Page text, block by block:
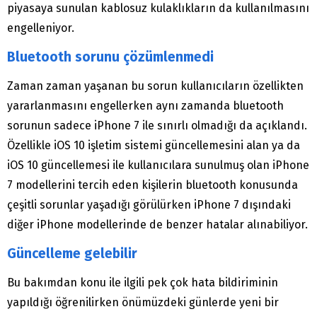
piyasaya sunulan kablosuz kulaklıkların da kullanılmasını
engelleniyor.
Bluetooth sorunu çözümlenmedi
Zaman zaman yaşanan bu sorun kullanıcıların özellikten
yararlanmasını engellerken aynı zamanda bluetooth
sorunun sadece iPhone 7 ile sınırlı olmadığı da açıklandı.
Özellikle iOS 10 işletim sistemi güncellemesini alan ya da
iOS 10 güncellemesi ile kullanıcılara sunulmuş olan iPhone
7 modellerini tercih eden kişilerin bluetooth konusunda
çeşitli sorunlar yaşadığı görülürken iPhone 7 dışındaki
diğer iPhone modellerinde de benzer hatalar alınabiliyor.
Güncelleme gelebilir
Bu bakımdan konu ile ilgili pek çok hata bildiriminin
yapıldığı öğrenilirken önümüzdeki günlerde yeni bir